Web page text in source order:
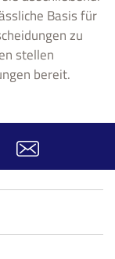
Basis für
zu
stellen
bereit.